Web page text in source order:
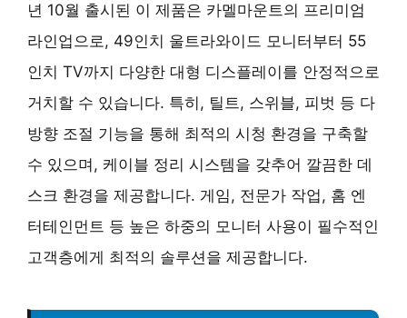
년 10월 출시된 이 제품은 카멜마운트의 프리미엄
라인업으로, 49인치 울트라와이드 모니터부터 55
인치 TV까지 다양한 대형 디스플레이를 안정적으로
거치할 수 있습니다. 특히, 틸트, 스위블, 피벗 등 다
방향 조절 기능을 통해 최적의 시청 환경을 구축할
수 있으며, 케이블 정리 시스템을 갖추어 깔끔한 데
스크 환경을 제공합니다. 게임, 전문가 작업, 홈 엔
터테인먼트 등 높은 하중의 모니터 사용이 필수적인
고객층에게 최적의 솔루션을 제공합니다.